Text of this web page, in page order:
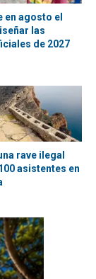
en agosto el
las
de 2027
rave ilegal
asistentes en